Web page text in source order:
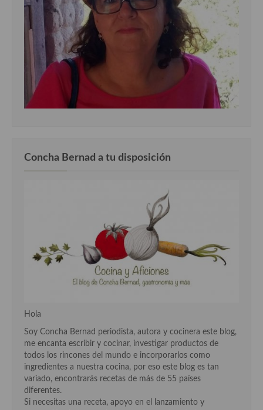
Quínoa
Pasta
Arroces Y fideuás
Legumbres y cereales
Cuscús
Plato principal
Postres y dulces
Postres con frutas
Quesos, recetas
Salazones y encurtidos
Recetas Especiales
Recetas de Cuaresma
Recetas maridadas con los mejores AOVES
Concha Bernad a tu disposición
Hola
Soy Concha Bernad periodista, autora y cocinera este blog,
me encanta escribir y cocinar, investigar productos de
todos los rincones del mundo e incorporarlos como
ingredientes a nuestra cocina, por eso este blog es tan
variado, encontrarás recetas de más de 55 países
diferentes.
Si necesitas una receta, apoyo en el lanzamiento y